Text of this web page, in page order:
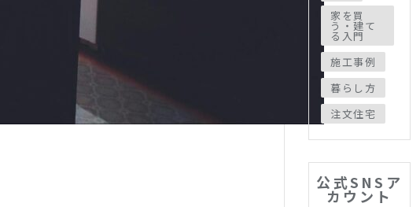
家を買
う・建て
る入門
施工事例
暮らし方
注文住宅
公式SNSア
カウント